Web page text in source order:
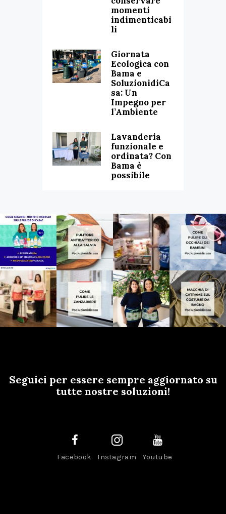
momenti
indimenticabi
li
Giornata
Ecologica con
Bama e
SoluzionidiCa
sa: Un
Impegno per
l’Ambiente
Lavanderia
funzionale e
ordinata? Con
Bama è
possibile
Seguici per essere sempre aggiornato su
tutte nostre soluzioni!
Facebook Instagram Youtube